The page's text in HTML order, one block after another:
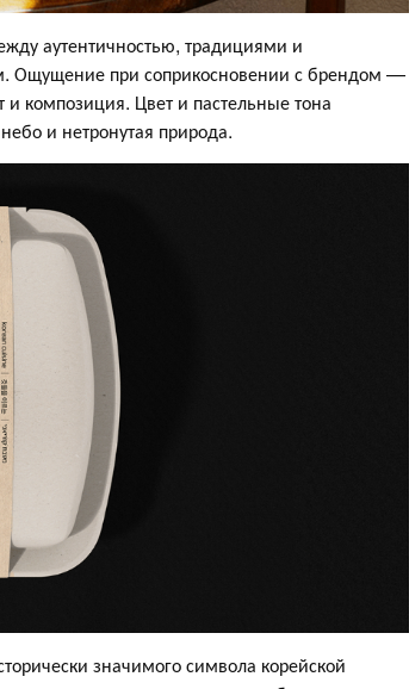
аутентичностью, традициями и
Ощущение при соприкосновении с брендом —
композиция. Цвет и пастельные тона
и нетронутая природа.
значимого символа корейской